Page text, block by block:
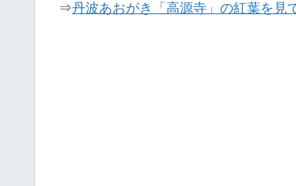
⇒丹波あおがき「高源寺」の紅葉を見